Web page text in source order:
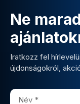
Ne
Iratkozz fel
újdonságokról,